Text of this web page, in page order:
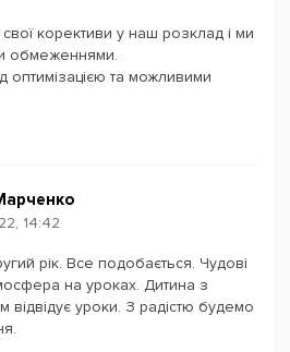
корективи у наш розклад і ми
обмеженнями.
оптимізацією та можливими
14:42
рік. Все подобається. Чудові
на уроках. Дитина з
уроки. З радістю будемо